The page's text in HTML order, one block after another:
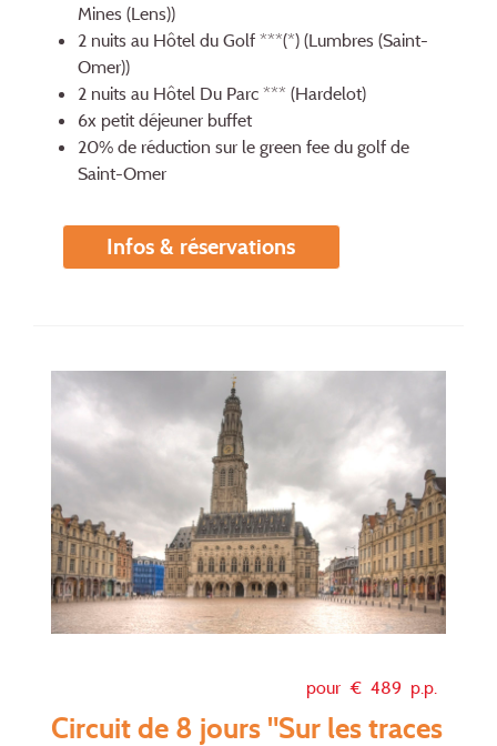
Mines (Lens))
2 nuits au Hôtel du Golf ***(*) (Lumbres (Saint-
Omer))
2 nuits au Hôtel Du Parc *** (Hardelot)
6x petit déjeuner buffet
20% de réduction sur le green fee du golf de
Saint-Omer
Infos & réservations
pour € 489 p.p.
Circuit de 8 jours "Sur les traces